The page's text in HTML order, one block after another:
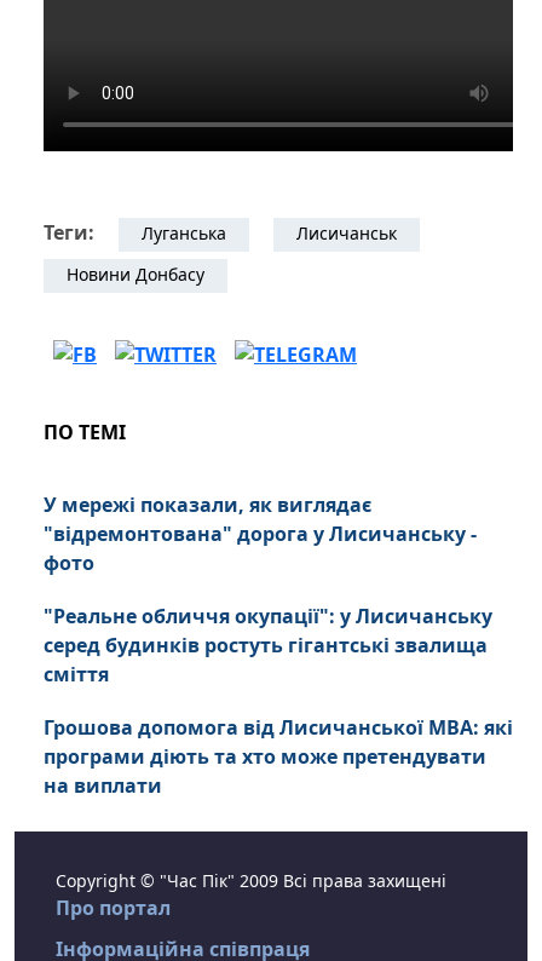
Теги: Луганська
Лисичанськ
Новини Донбасу
ПО ТЕМІ
У мережі показали, як виглядає
"відремонтована" дорога у Лисичанську -
фото
"Реальне обличчя окупації": у Лисичанську
серед будинків ростуть гігантські звалища
сміття
Грошова допомога від Лисичанської МВА: які
програми діють та хто може претендувати
на виплати
Copyright © "Час Пік" 2009 Всі права захищені
Про портал
Інформаційна співпраця